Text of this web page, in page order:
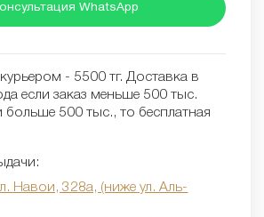
WhatsApp
- 5500 тг. Доставка в
если заказ меньше 500 тыс.
больше 500 тыс., то бесплатная
Навои, 328а, (ниже ул. Аль-